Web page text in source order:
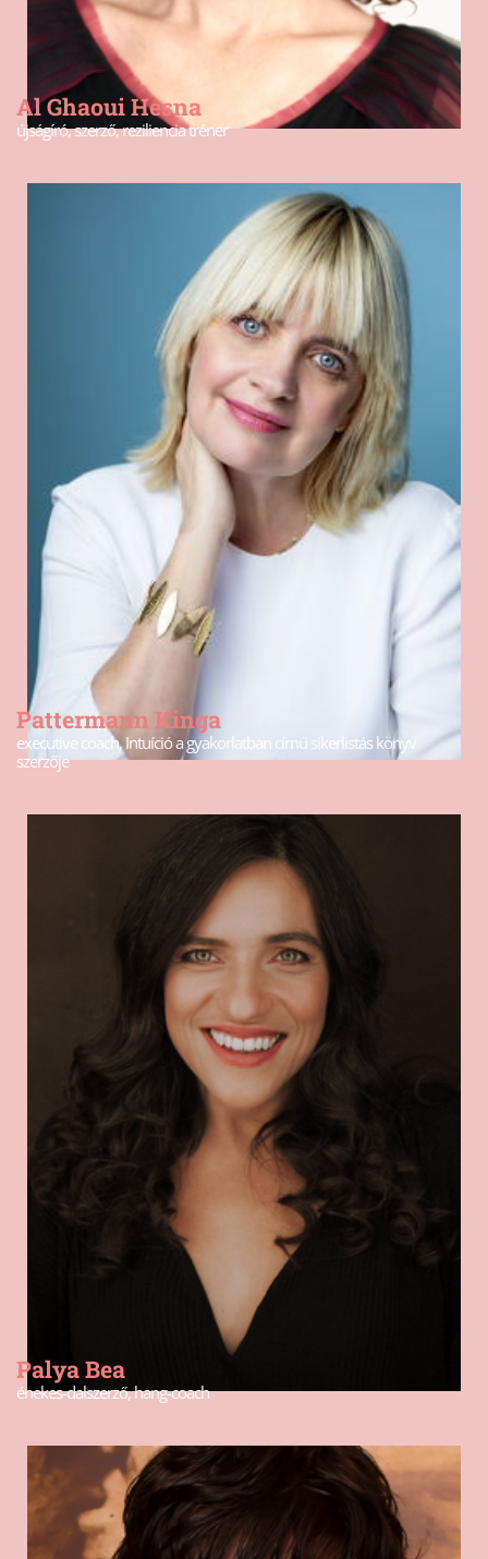
Al Ghaoui Hesna
újságíró, szerző, reziliencia tréner
Pattermann Kinga
executive coach, Intuíció a gyakorlatban című sikerlistás könyv
szerzője
Palya Bea
énekes-dalszerző, hang-coach